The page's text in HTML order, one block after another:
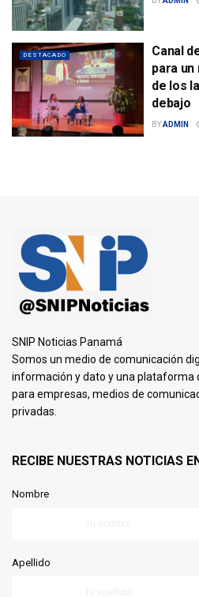
DESTACADO
Canal
para
de los
debajo
BYADMIN
SNIP Noticias Panamá
Somos un medio de comunicación
información y dato y una plataforma
para empresas, medios de
privadas.
RECIBE NUESTRAS NOTICIAS
Nombre
Apellido